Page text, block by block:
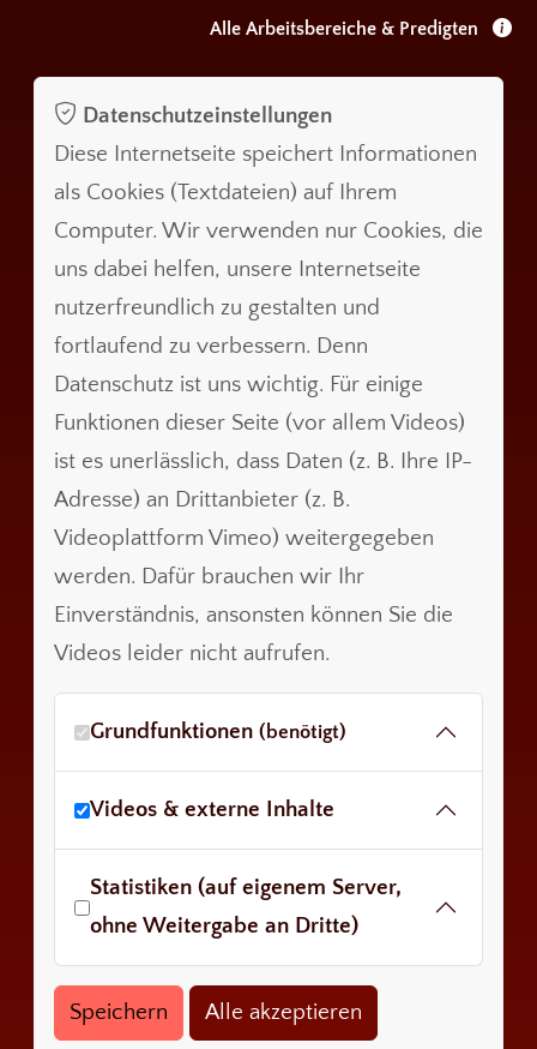
Alle Arbeitsbereiche & Predigten
Datenschutzeinstellungen
Diese Internetseite speichert Informationen
als Cookies (Textdateien) auf Ihrem
Computer. Wir verwenden nur Cookies, die
uns dabei helfen, unsere Internetseite
nutzerfreundlich zu gestalten und
fortlaufend zu verbessern. Denn
Datenschutz ist uns wichtig. Für einige
Funktionen dieser Seite (vor allem Videos)
ist es unerlässlich, dass Daten (z. B. Ihre IP-
Adresse) an Drittanbieter (z. B.
Videoplattform Vimeo) weitergegeben
werden. Dafür brauchen wir Ihr
Einverständnis, ansonsten können Sie die
Videos leider nicht aufrufen.
Grundfunktionen (benötigt)
Videos & externe Inhalte
Statistiken (auf eigenem Server,
ohne Weitergabe an Dritte)